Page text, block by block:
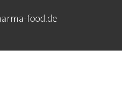
food.de